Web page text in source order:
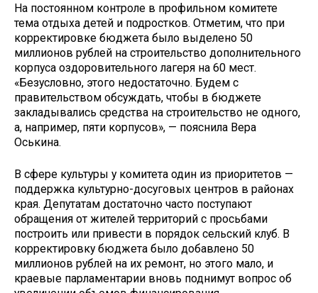
На постоянном контроле в профильном комитете
тема отдыха детей и подростков. Отметим, что при
корректировке бюджета было выделено 50
миллионов рублей на строительство дополнительного
корпуса оздоровительного лагеря на 60 мест.
«Безусловно, этого недостаточно. Будем с
правительством обсуждать, чтобы в бюджете
закладывались средства на строительство не одного,
а, например, пяти корпусов», — пояснила Вера
Оськина.
В сфере культуры у комитета один из приоритетов —
поддержка культурно-досуговых центров в районах
края. Депутатам достаточно часто поступают
обращения от жителей территорий с просьбами
построить или привести в порядок сельский клуб. В
корректировку бюджета было добавлено 50
миллионов рублей на их ремонт, но этого мало, и
краевые парламентарии вновь поднимут вопрос об